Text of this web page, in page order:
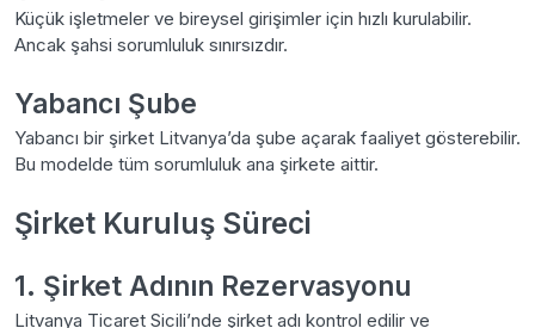
Küçük işletmeler ve bireysel girişimler için hızlı kurulabilir.
Ancak şahsi sorumluluk sınırsızdır.
Yabancı Şube
Yabancı bir şirket Litvanya’da şube açarak faaliyet gösterebilir.
Bu modelde tüm sorumluluk ana şirkete aittir.
Şirket Kuruluş Süreci
1. Şirket Adının Rezervasyonu
Litvanya Ticaret Sicili’nde şirket adı kontrol edilir ve